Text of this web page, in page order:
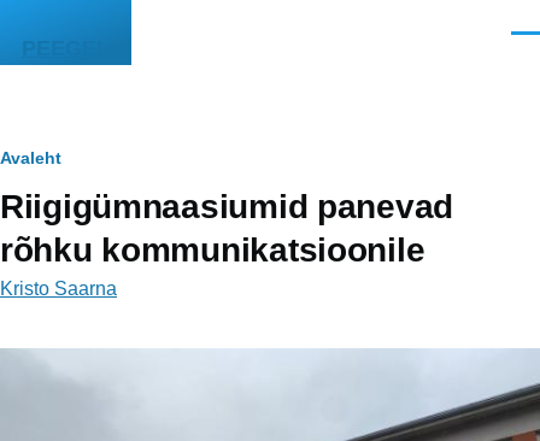
PEEGEL
Leivapuru
Avaleht
Riigigümnaasiumid panevad
rõhku kommunikatsioonile
Kristo Saarna